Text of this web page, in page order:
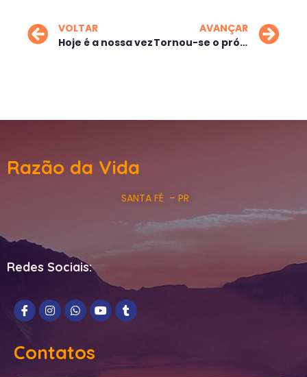
VOLTAR
Hoje é a nossa vez
AVANÇAR
Tornou-se o próprio abismo
Razão da Vida
SANTA FÉ – PR
Redes Sociais:
Contatos